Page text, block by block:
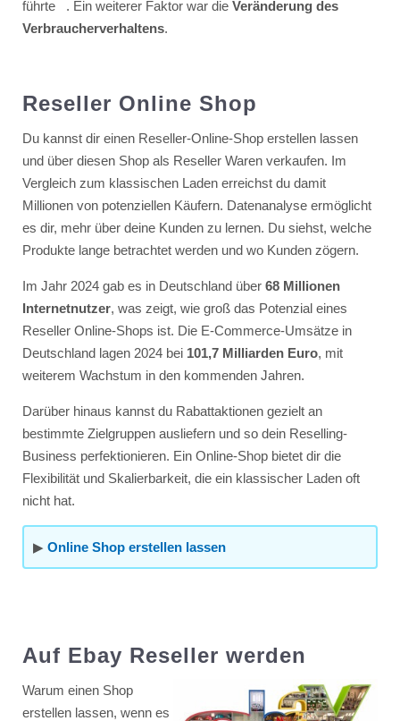
führte . Ein weiterer Faktor war die Veränderung des
Verbraucherverhaltens.
Reseller Online Shop
Du kannst dir einen Reseller-Online-Shop erstellen lassen
und über diesen Shop als Reseller Waren verkaufen. Im
Vergleich zum klassischen Laden erreichst du damit
Millionen von potenziellen Käufern. Datenanalyse ermöglicht
es dir, mehr über deine Kunden zu lernen. Du siehst, welche
Produkte lange betrachtet werden und wo Kunden zögern.
Im Jahr 2024 gab es in Deutschland über 68 Millionen
Internetnutzer, was zeigt, wie groß das Potenzial eines
Reseller Online-Shops ist. Die E-Commerce-Umsätze in
Deutschland lagen 2024 bei 101,7 Milliarden Euro, mit
weiterem Wachstum in den kommenden Jahren.
Darüber hinaus kannst du Rabattaktionen gezielt an
bestimmte Zielgruppen ausliefern und so dein Reselling-
Business perfektionieren. Ein Online-Shop bietet dir die
Flexibilität und Skalierbarkeit, die ein klassischer Laden oft
nicht hat.
▶ Online Shop erstellen lassen
Auf Ebay Reseller werden
Warum einen Shop
erstellen lassen, wenn es